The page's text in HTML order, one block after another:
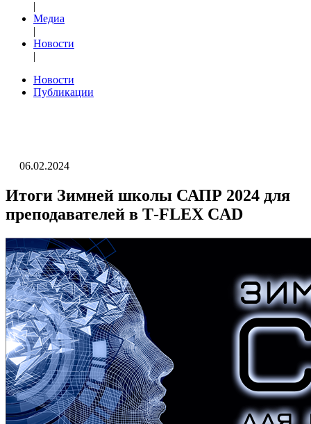
|
Медиа
|
Новости
|
Новости
Публикации
06.02.2024
Итоги Зимней школы САПР 2024 для
преподавателей в T‑FLEX CAD